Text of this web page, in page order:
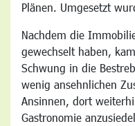
Plänen. Umgesetzt
Nachdem die
gewechselt haben,
Schwung in die
wenig ansehnlichen
Ansinnen, dort
Gastronomie